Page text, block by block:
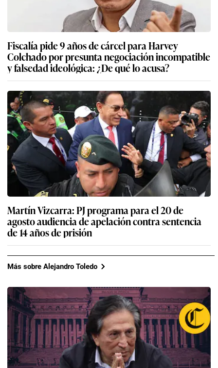
Fiscalía pide 9 años de cárcel para Harvey
Colchado por presunta negociación incompatible
y falsedad ideológica: ¿De qué lo acusa?
Martín Vizcarra: PJ programa para el 20 de
agosto audiencia de apelación contra sentencia
de 14 años de prisión
Más sobre Alejandro Toledo